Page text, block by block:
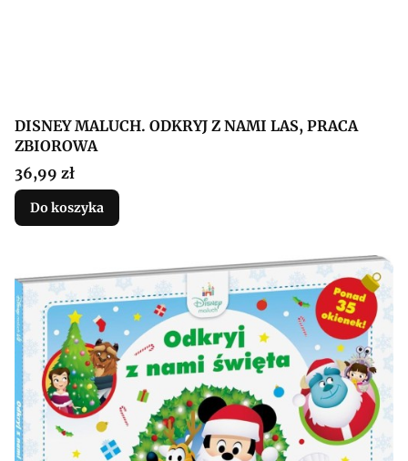
DISNEY MALUCH. ODKRYJ Z NAMI LAS, PRACA
ZBIOROWA
Cena
36,99 zł
Do koszyka